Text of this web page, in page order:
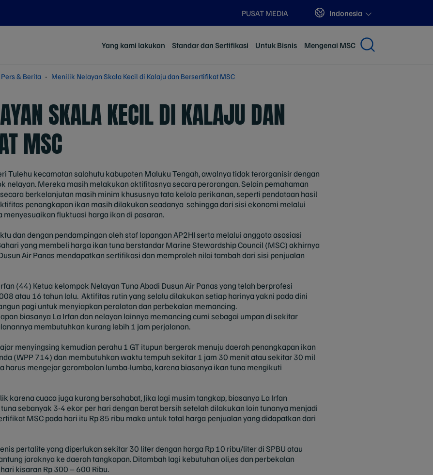
PUSAT MEDIA Sites
Indonesia
Yang kami lakukan Standar dan Sertifikasi Untuk Bisnis Mengenai MSC
& Berita Menilik Nelayan Skala Kecil di Kalaju dan Bersertifikat MSC
SKALA KECIL DI KALAJU DAN
MSC
Tulehu kecamatan salahutu kabupaten Maluku Tengah, awalnya tidak terorganisir dengan
nelayan. Mereka masih melakukan aktifitasnya secara perorangan. Selain pemahaman
berkelanjutan masih minim khususnya tata kelola perikanan, seperti pendataan hasil
penangkapan ikan masih dilakukan seadanya sehingga dari sisi ekonomi melalui
menyesuaikan fluktuasi harga ikan di pasaran.
dan dengan pendampingan oleh staf lapangan AP2HI serta melalui anggota asosiasi
yang membeli harga ikan tuna berstandar Marine Stewardship Council (MSC) akhirnya
Air Panas mendapatkan sertifikasi dan memproleh nilai tambah dari sisi penjualan
(44) Ketua kelompok Nelayan Tuna Abadi Dusun Air Panas yang telah berprofesi
atau 16 tahun lalu. Aktifitas rutin yang selalu dilakukan setiap harinya yakni pada dini
pagi untuk menyiapkan peralatan dan perbekalan memancing.
biasanya La Irfan dan nelayan lainnya memancing cumi sebagai umpan di sekitar
membutuhkan kurang lebih 1 jam perjalanan.
menyingsing kemudian perahu 1 GT itupun bergerak menuju daerah penangkapan ikan
(WPP 714) dan membutuhkan waktu tempuh sekitar 1 jam 30 menit atau sekitar 30 mil
harus mengejar gerombolan lumba-lumba, karena biasanya ikan tuna mengikuti
karena cuaca juga kurang bersahabat, Jika lagi musim tangkap, biasanya La Irfan
sebanyak 3-4 ekor per hari dengan berat bersih setelah dilakukan loin tunanya menjadi
MSC pada hari itu Rp 85 ribu maka untuk total harga penjualan yang didapatkan dari
pertalite yang diperlukan sekitar 30 liter dengan harga Rp 10 ribu/liter di SPBU atau
jaraknya ke daerah tangkapan. Ditambah lagi kebutuhan oli,es dan perbekalan
kisaran Rp 300 – 600 Ribu.